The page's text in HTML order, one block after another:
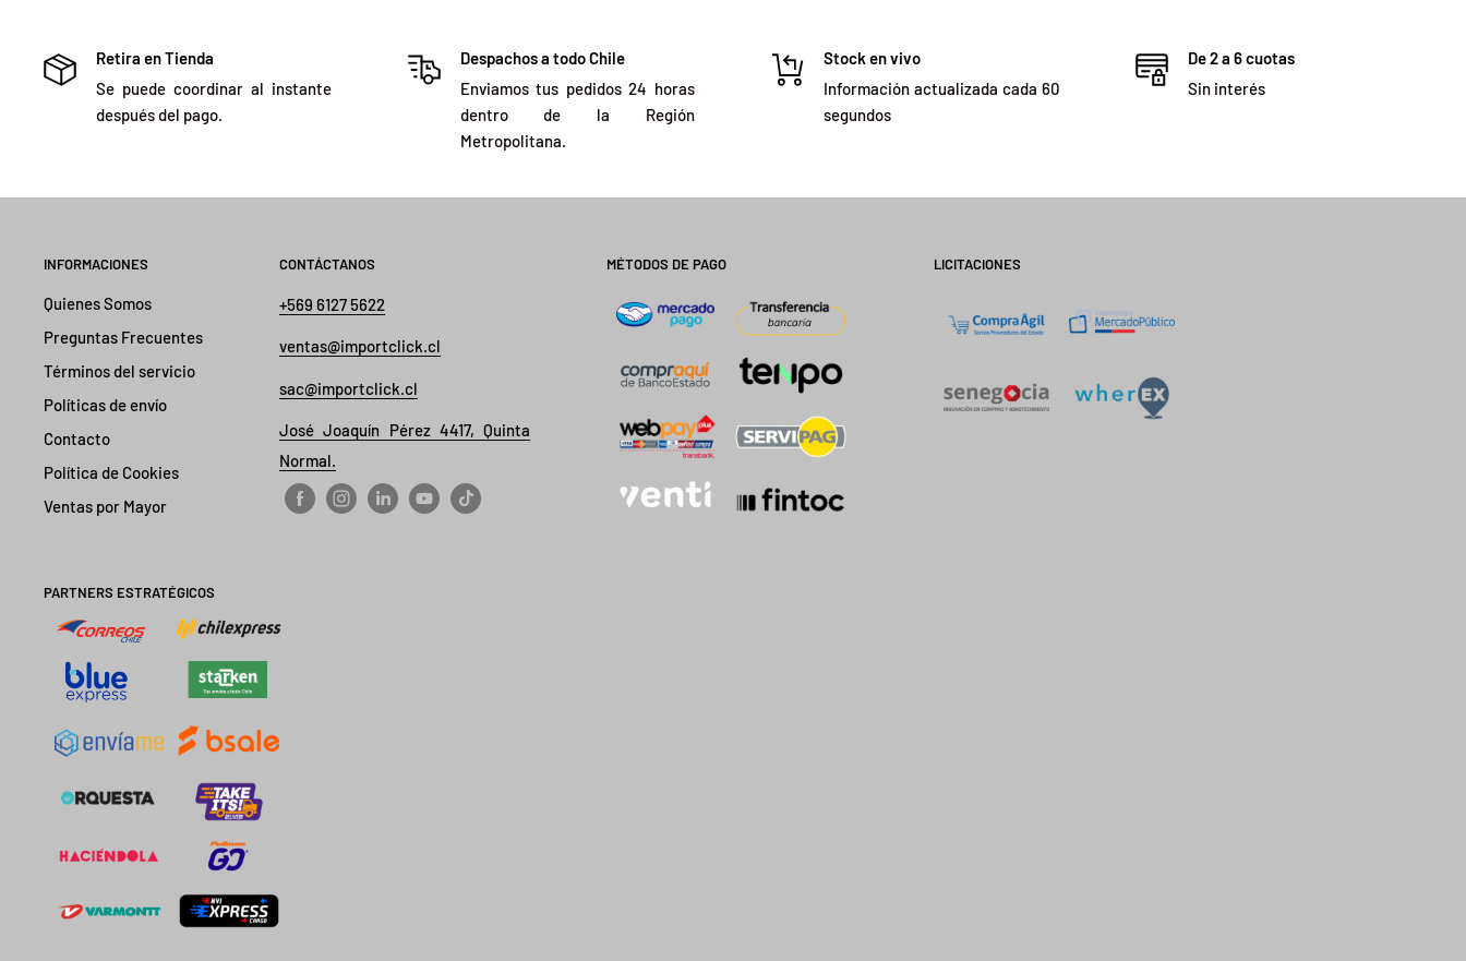
Retira en Tienda
Se puede coordinar al instante
después del pago.
Despachos a todo Chile
Enviamos tus pedidos 24 horas
dentro de la Región
Metropolitana.
Stock en vivo
Información actualizada cada 60
segundos
De 2 a 6 cuotas
Sin interés
INFORMACIONES
Quienes Somos
Preguntas Frecuentes
Términos del servicio
Políticas de envío
Contacto
Política de Cookies
Ventas por Mayor
CONTÁCTANOS
+569 6127 5622
ventas@importclick.cl
sac@importclick.cl
José Joaquín Pérez 4417, Quinta
Normal.
MÉTODOS DE PAGO LICITACIONES
PARTNERS ESTRATÉGICOS